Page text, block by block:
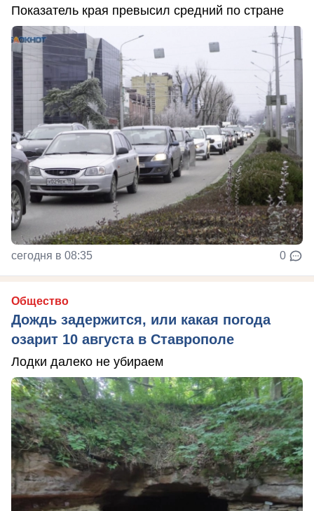
Показатель края превысил средний по стране
сегодня в 08:35 0
Общество
Дождь задержится, или какая погода
озарит 10 августа в Ставрополе
Лодки далеко не убираем